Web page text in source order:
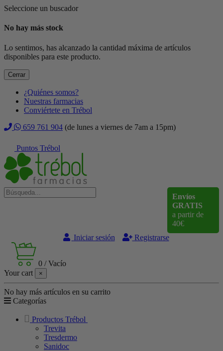
Seleccione un buscador
No hay más stock
Lo sentimos, has alcanzado la cantidad máxima de artículos
disponibles para este producto.
Cerrar
¿Quiénes somos?
Nuestras farmacias
Conviértete en Trébol
659 761 904 (de lunes a viernes de 7am a 15pm)
Puntos Trébol
Envíos
GRATIS
a partir de
40€
Iniciar sesión
Registrarse
0 /Vacío
Your cart
×
No hay más artículos en su carrito
Categorías
Productos Trébol
Trevita
Tresdermo
Sanidoc